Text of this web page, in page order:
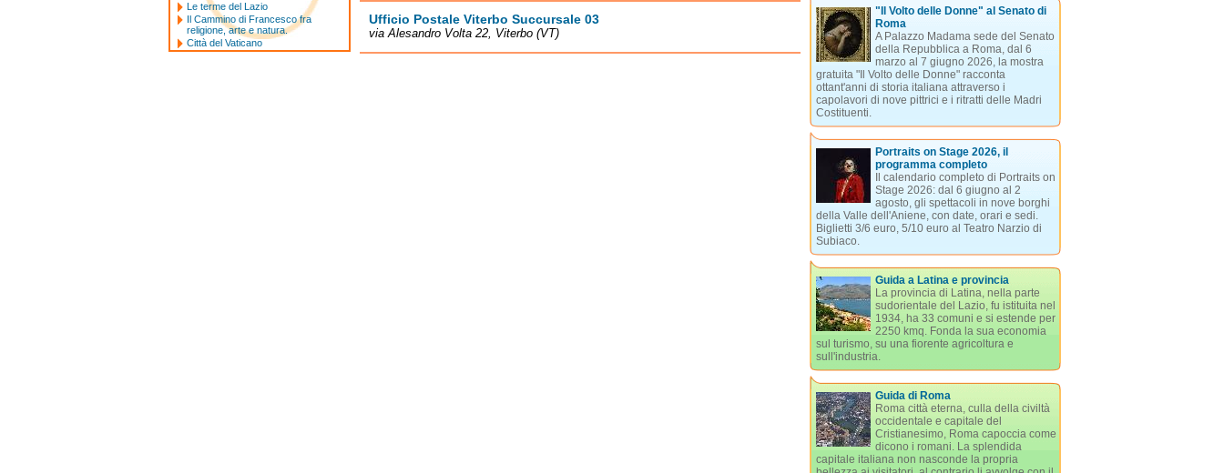
Ufficio Postale Viterbo Succursale 03
via Alesandro Volta 22, Viterbo (VT)
"Il Volto delle Donne" al Senato di
Roma
A Palazzo Madama sede del Senato
della Repubblica a Roma, dal 6
marzo al 7 giugno 2026, la mostra
gratuita "Il Volto delle Donne" racconta
ottant'anni di storia italiana attraverso i
capolavori di nove pittrici e i ritratti delle Madri
Costituenti.
Portraits on Stage 2026, il
programma completo
Il calendario completo di Portraits on
Stage 2026: dal 6 giugno al 2
agosto, gli spettacoli in nove borghi
della Valle dell'Aniene, con date, orari e sedi.
Biglietti 3/6 euro, 5/10 euro al Teatro Narzio di
Subiaco.
Guida a Latina e provincia
La provincia di Latina, nella parte
sudorientale del Lazio, fu istituita nel
1934, ha 33 comuni e si estende per
2250 kmq. Fonda la sua economia
sul turismo, su una fiorente agricoltura e
sull'industria.
Guida di Roma
Roma città eterna, culla della civiltà
occidentale e capitale del
Cristianesimo, Roma capoccia come
dicono i romani. La splendida
capitale italiana non nasconde la propria
Le terme del Lazio
Il Cammino di Francesco fra
religione, arte e natura.
Città del Vaticano